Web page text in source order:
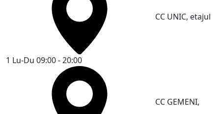
CC UNIC, etajul
1 Lu-Du 09:00 - 20:00
CC GEMENI,